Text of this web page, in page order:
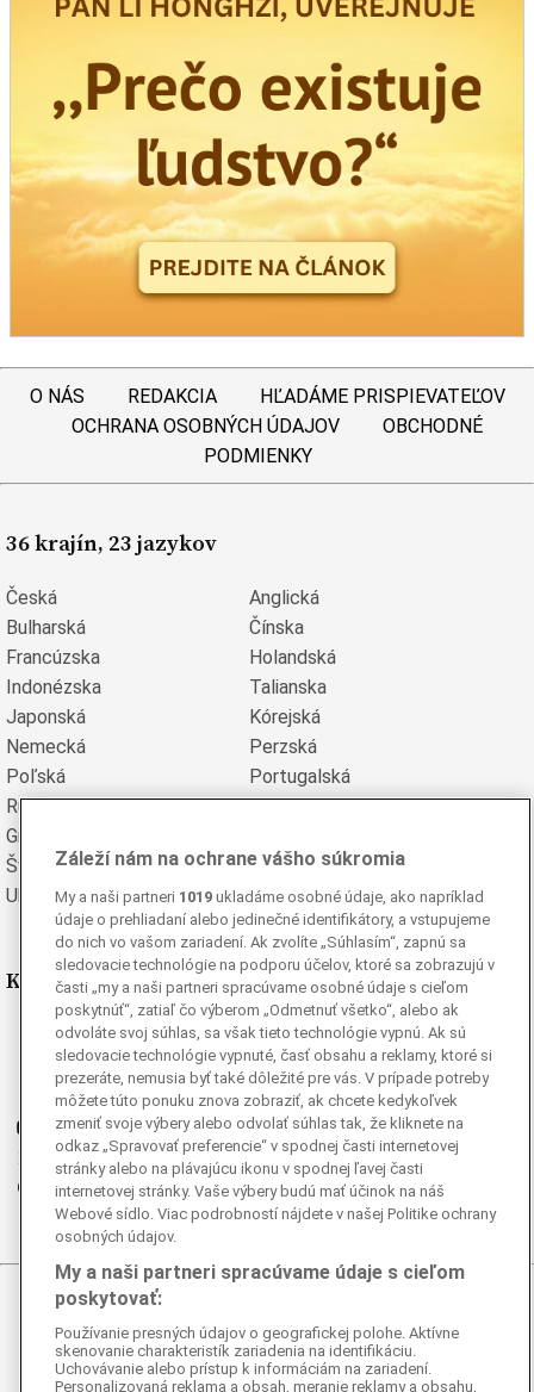
O NÁS REDAKCIA
HĽADÁME PRISPIEVATEĽOV
OCHRANA OSOBNÝCH ÚDAJOV
OBCHODNÉ
PODMIENKY
36 krajín, 23 jazykov
Česká
Anglická
Bulharská
Čínska
Francúzska
Holandská
Indonézska
Talianska
Japonská
Kórejská
Nemecká
Perzská
Poľská
Portugalská
Rumunská
Ruská
Grécka
Švédska
Turecká
Ukrajinská
Vietnamská
Kde nás nájdete
Facebook
Instagram
Ganjing
Youtube
Twitter
Telegram
RSS
© 2026 Epoch Times Slovensko
Všetky práva vyhradené. Publikovanie alebo ďalšie šírenie
správ a fotografií zo zdrojov TASR je bez
Záleží nám na ochrane vášho súkromia
My a naši partneri 1019 ukladáme osobné údaje, ako napríklad
údaje o prehliadaní alebo jedinečné identifikátory, a vstupujeme
do nich vo vašom zariadení. Ak zvolíte „Súhlasím“, zapnú sa
sledovacie technológie na podporu účelov, ktoré sa zobrazujú v
časti „my a naši partneri spracúvame osobné údaje s cieľom
poskytnúť“, zatiaľ čo výberom „Odmetnuť všetko“, alebo ak
odvoláte svoj súhlas, sa však tieto technológie vypnú. Ak sú
sledovacie technológie vypnuté, časť obsahu a reklamy, ktoré si
prezeráte, nemusia byť také dôležité pre vás. V prípade potreby
môžete túto ponuku znova zobraziť, ak chcete kedykoľvek
zmeniť svoje výbery alebo odvolať súhlas tak, že kliknete na
odkaz „Spravovať preferencie“ v spodnej časti internetovej
stránky alebo na plávajúcu ikonu v spodnej ľavej časti
internetovej stránky. Vaše výbery budú mať účinok na náš
Webové sídlo. Viac podrobností nájdete v našej Politike ochrany
osobných údajov.
My a naši partneri spracúvame údaje s cieľom
poskytovať:
Používanie presných údajov o geografickej polohe. Aktívne
skenovanie charakteristík zariadenia na identifikáciu.
Uchovávanie alebo prístup k informáciám na zariadení.
Personalizovaná reklama a obsah, meranie reklamy a obsahu,